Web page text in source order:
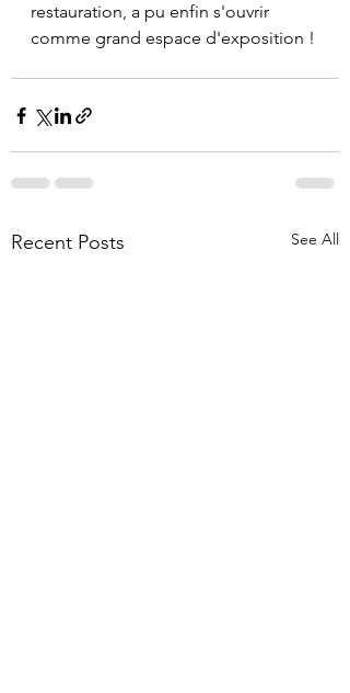
restauration, a pu enfin s'ouvrir
comme grand espace d'exposition !
Recent Posts See All